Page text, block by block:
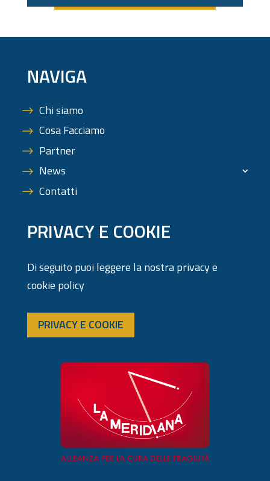
NAVIGA
Chi siamo
Cosa Facciamo
Partner
News
Contatti
PRIVACY E COOKIE
Di seguito puoi leggere la nostra privacy e
cookie policy
PRIVACY E COOKIE